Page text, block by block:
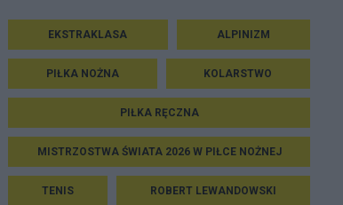
EKSTRAKLASA ALPINIZM
PIŁKA NOŻNA KOLARSTWO
PIŁKA RĘCZNA
MISTRZOSTWA ŚWIATA 2026 W PIŁCE NOŻNEJ
TENIS ROBERT LEWANDOWSKI